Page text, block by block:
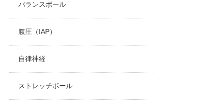
バランスボール
腹圧（IAP）
自律神経
ストレッチポール